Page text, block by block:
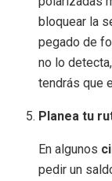
bloquear la
pegado de
no lo
tendrás que
Planea tu
En algunos
pedir un